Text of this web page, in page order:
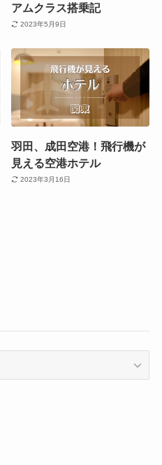
アムクラス搭乗記
2023年5月9日
羽田、成田空港！飛行機が
見える空港ホテル
2023年3月16日